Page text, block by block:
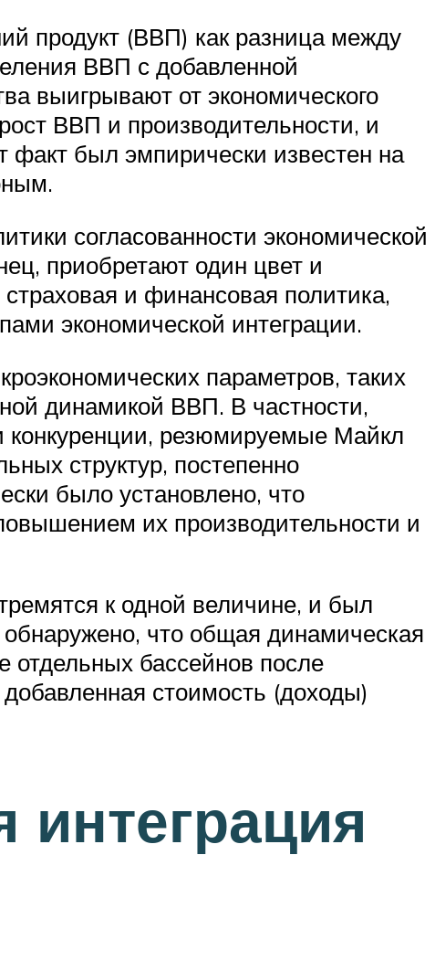
продукт (ВВП) как разница между
ВВП с добавленной
выигрывают от экономического
ВВП и производительности, и
факт был эмпирически известен на
согласованности экономической
приобретают один цвет и
и финансовая политика,
экономической интеграции.
параметров, таких
динамикой ВВП. В частности,
конкуренции, резюмируемые Майкл
структур, постепенно
было установлено, что
их производительности и
к одной величине, и был
что общая динамическая
отдельных бассейнов после
стоимость (доходы)
интеграция